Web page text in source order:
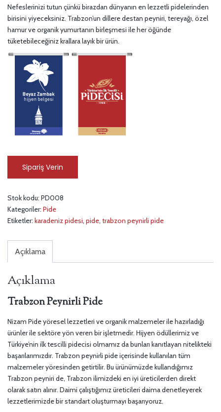
Nefeslerinizi tutun çünkü birazdan dünyanın en lezzetli pidelerinden
birisini yiyeceksiniz. Trabzon’un dillere destan peyniri, tereyağı, özel
hamur ve organik yumurtanın birleşmesi ile her öğünde
tüketebileceğiniz krallara layık bir ürün.
Sipariş Verin
Stok kodu: PD008
Kategoriler: Pide
Etiketler: karadeniz pidesi, pide, trabzon peynirli pide
Açıklama
Açıklama
Trabzon Peynirli Pide
Nizam Pide yöresel lezzetleri ve organik malzemeler ile hazırladığı
ürünler ile sektöre yön veren bir işletmedir. Hijyen ödüllerimiz ve
Türkiye’nin ilk tescilli pidecisi olmamız da bunları kanıtlayan nitelikteki
başarılarımızdır. Trabzon peynirli pide içerisinde kullanılan tüm
malzemeler yöresinden getirtilir. Bu ürünümüzde kullandığımız
Trabzon peyniri de, Trabzon ilimizdeki en iyi üreticilerden direkt
olarak satın alınır. Daimi çalıştığımız üreticileri daima denetleyerek
lezzetlerimizde bir standart oluşturmayı başarıyoruz.